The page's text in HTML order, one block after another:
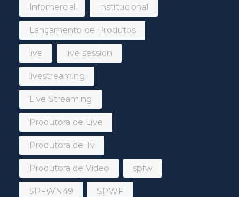
Infomercial institucional
Lançamento de Produtos
live live session
livestreaming
Live Streaming
Produtora de Live
Produtora de Tv
Produtora de Vídeo spfw
SPFWN49 SPWF